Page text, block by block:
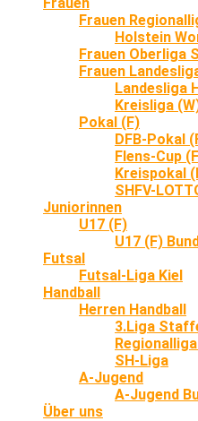
Frauen
Holstein
Frauen Oberliga
Frauen
Landesliga
Kreisliga
Pokal (F)
DFB-Pokal
Flens-Cup
Kreispokal
SHFV-
Juniorinnen
U17 (F)
U17 (F)
Futsal
Futsal-Liga Kiel
Handball
Herren Handball
3.Liga
SH-Liga
A-Jugend
A-Jugend
Über uns